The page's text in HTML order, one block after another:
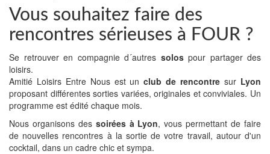
Vous souhaitez faire des
rencontres sérieuses à FOUR ?
Se retrouver en compagnie d´autres solospour partager des
loisirs.
Amitié Loisirs Entre Nous est unclub de rencontre sur Lyon
proposant différentes sorties variées, originales et conviviales. Un
programme est édité chaque mois.
Nous organisons des soirées à Lyon, vous permettant de faire
de nouvelles rencontres à la sortie de votre travail, autour d'un
cocktail, dans un cadre chic et sympa.